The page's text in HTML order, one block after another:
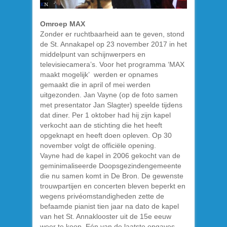
Omroep MAX
Zonder er ruchtbaarheid aan te geven, stond
de St. Annakapel op 23 november 2017 in het
middelpunt van schijnwerpers en
televisiecamera’s. Voor het programma ‘MAX
maakt mogelijk’ werden er opnames
gemaakt die in april of mei werden
uitgezonden. Jan Vayne (op de foto samen
met presentator Jan Slagter) speelde tijdens
dat diner. Per 1 oktober had hij zijn kapel
verkocht aan de stichting die het heeft
opgeknapt en heeft doen opleven. Op 30
november volgt de officiële opening.
Vayne had de kapel in 2006 gekocht van de
geminimaliseerde Doopsgezindengemeente
die nu samen komt in De Bron. De gewenste
trouwpartijen en concerten bleven beperkt en
wegens privéomstandigheden zette de
befaamde pianist tien jaar na dato de kapel
van het St. Annaklooster uit de 15e eeuw